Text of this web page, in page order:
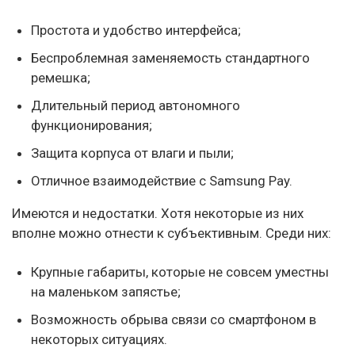
Простота и удобство интерфейса;
Беспроблемная заменяемость стандартного
ремешка;
Длительный период автономного
функционирования;
Защита корпуса от влаги и пыли;
Отличное взаимодействие с Samsung Pay.
Имеются и недостатки. Хотя некоторые из них
вполне можно отнести к субъективным. Среди них:
Крупные габариты, которые не совсем уместны
на маленьком запястье;
Возможность обрыва связи со смартфоном в
некоторых ситуациях.